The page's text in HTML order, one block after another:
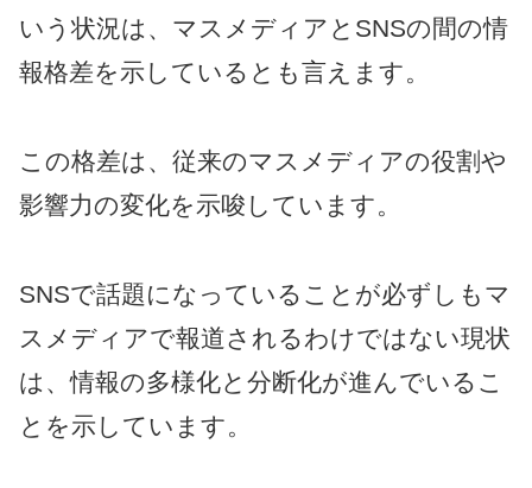
いう状況は、マスメディアとSNSの間の情
報格差を示しているとも言えます。
この格差は、従来のマスメディアの役割や
影響力の変化を示唆しています。
SNSで話題になっていることが必ずしもマ
スメディアで報道されるわけではない現状
は、情報の多様化と分断化が進んでいるこ
とを示しています。